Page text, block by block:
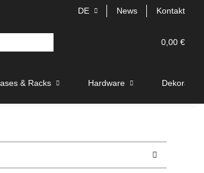
DE News Kontakt
0,00 €
& Racks Hardware Dekoration